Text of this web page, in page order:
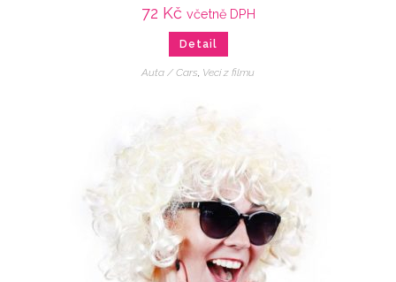
72 Kč včetně DPH
Detail
Auta / Cars Veci z filmu